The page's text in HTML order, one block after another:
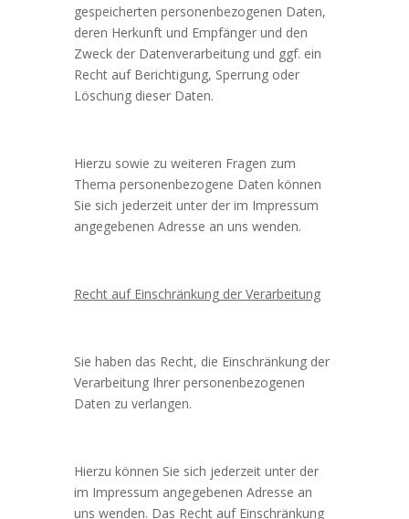
gespeicherten personenbezogenen Daten,
deren Herkunft und Empfänger und den
Zweck der Datenverarbeitung und ggf. ein
Recht auf Berichtigung, Sperrung oder
Löschung dieser Daten.
Hierzu sowie zu weiteren Fragen zum
Thema personenbezogene Daten können
Sie sich jederzeit unter der im Impressum
angegebenen Adresse an uns wenden.
Recht auf Einschränkung der Verarbeitung
Sie haben das Recht, die Einschränkung der
Verarbeitung Ihrer personenbezogenen
Daten zu verlangen.
Hierzu können Sie sich jederzeit unter der
im Impressum angegebenen Adresse an
uns wenden. Das Recht auf Einschränkung